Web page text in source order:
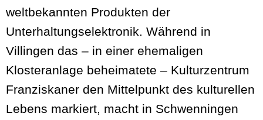
weltbekannten Produkten der
Unterhaltungselektronik. Während in
Villingen das – in einer ehemaligen
Klosteranlage beheimatete – Kulturzentrum
Franziskaner den Mittelpunkt des kulturellen
Lebens markiert, macht in Schwenningen